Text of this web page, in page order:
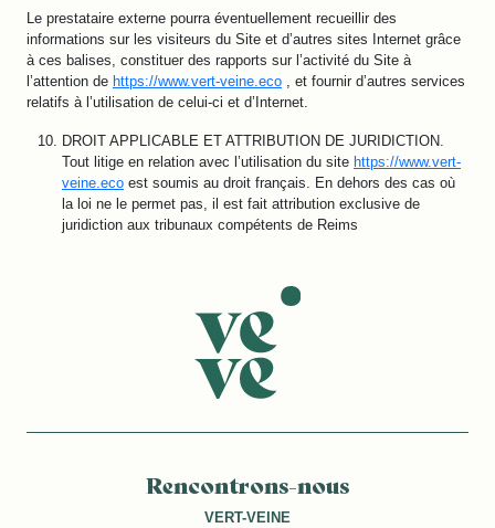
Le prestataire externe pourra éventuellement recueillir des
informations sur les visiteurs du Site et d’autres sites Internet grâce
à ces balises, constituer des rapports sur l’activité du Site à
l’attention de https://www.vert-veine.eco , et fournir d’autres services
relatifs à l’utilisation de celui-ci et d’Internet.
DROIT APPLICABLE ET ATTRIBUTION DE JURIDICTION.
Tout litige en relation avec l’utilisation du site https://www.vert-
veine.eco est soumis au droit français. En dehors des cas où
la loi ne le permet pas, il est fait attribution exclusive de
juridiction aux tribunaux compétents de Reims
Rencontrons-nous
VERT-VEINE